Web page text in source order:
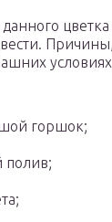
цветка
горшок;
полив;